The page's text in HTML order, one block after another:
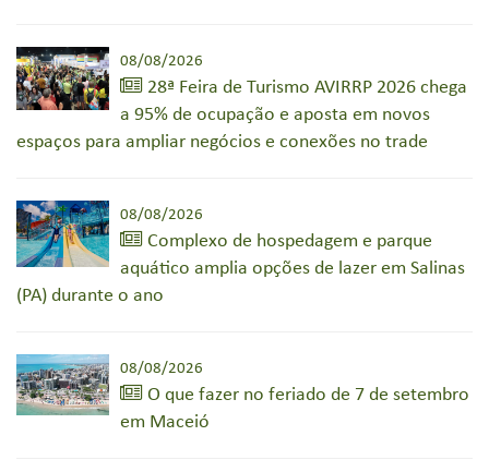
08/08/2026
28ª Feira de Turismo AVIRRP 2026 chega
a 95% de ocupação e aposta em novos
espaços para ampliar negócios e conexões no trade
08/08/2026
Complexo de hospedagem e parque
aquático amplia opções de lazer em Salinas
(PA) durante o ano
08/08/2026
O que fazer no feriado de 7 de setembro
em Maceió